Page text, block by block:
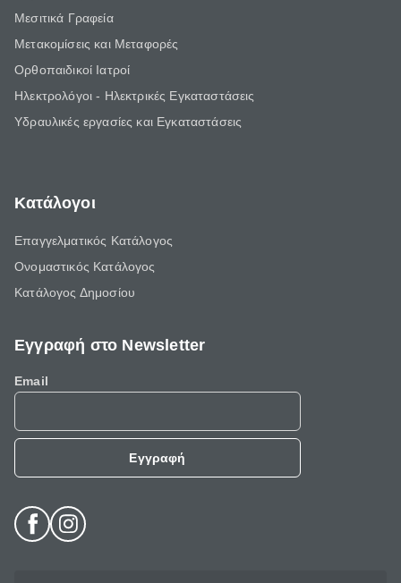
Μεσιτικά Γραφεία
Μετακομίσεις και Μεταφορές
Ορθοπαιδικοί Ιατροί
Ηλεκτρολόγοι - Ηλεκτρικές Εγκαταστάσεις
Υδραυλικές εργασίες και Εγκαταστάσεις
Κατάλογοι
Επαγγελματικός Κατάλογος
Ονομαστικός Κατάλογος
Κατάλογος Δημοσίου
Εγγραφή στο Newsletter
Email
Εγγραφή